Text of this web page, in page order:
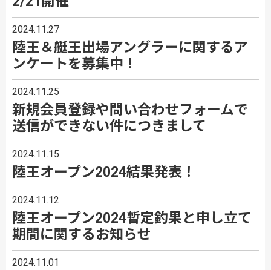
2024.11.27
陸王＆艇王出場アングラーに関するア
ンケートを募集中！
2024.11.25
新規会員登録や問い合わせフォームで
送信ができない件につきまして
2024.11.15
陸王オープン2024結果発表！
2024.11.12
陸王オープン2024暫定釣果と申し立て
期間に関するお知らせ
2024.11.01